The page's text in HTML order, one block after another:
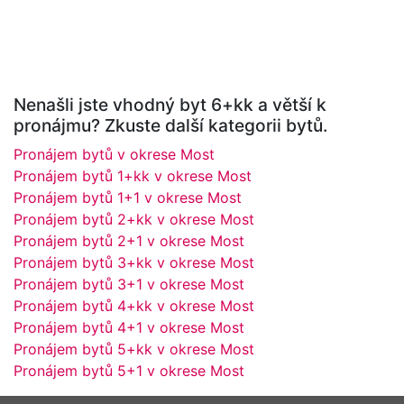
Nenašli jste vhodný byt 6+kk a větší k
pronájmu? Zkuste další kategorii bytů.
Pronájem bytů v okrese Most
Pronájem bytů 1+kk v okrese Most
Pronájem bytů 1+1 v okrese Most
Pronájem bytů 2+kk v okrese Most
Pronájem bytů 2+1 v okrese Most
Pronájem bytů 3+kk v okrese Most
Pronájem bytů 3+1 v okrese Most
Pronájem bytů 4+kk v okrese Most
Pronájem bytů 4+1 v okrese Most
Pronájem bytů 5+kk v okrese Most
Pronájem bytů 5+1 v okrese Most